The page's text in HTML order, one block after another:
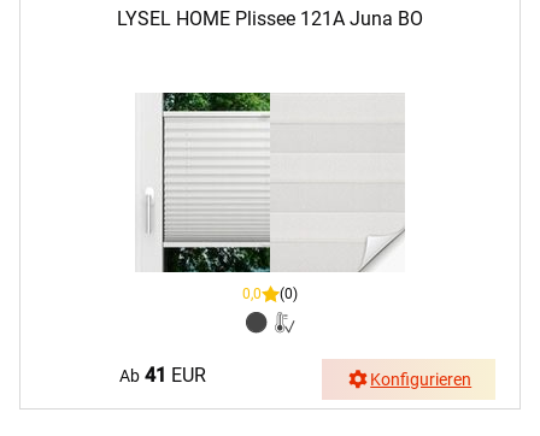
LYSEL HOME Plissee 121A Juna BO
0,0 (0)
Ab 41 EUR Konfigurieren